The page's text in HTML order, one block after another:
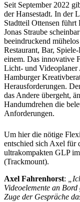
Seit September 2022
der Hansestadt. In der
Stadtteil Ottensen
Jonas Straube
beeindruckend
Restaurant, Bar,
einem. Das innovative
Licht- und Videoplaner
Hamburger
Herausforderungen.
das Andere übergeht,
Handumdrehen die
Anforderungen.
Um hier die nötige
entschied sich Axel für
ultrakompakten GLP
(Trackmount).
Axel Fahrenhorst:
Videoelemente an
Zuge der Gespräche